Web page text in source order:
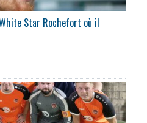
Star Rochefort où il